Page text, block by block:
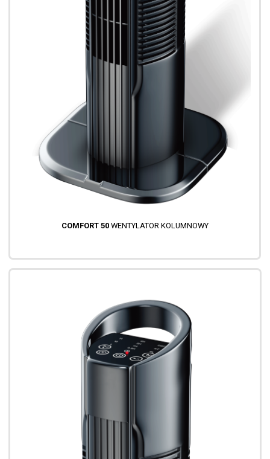
COMFORT 50 WENTYLATOR KOLUMNOWY